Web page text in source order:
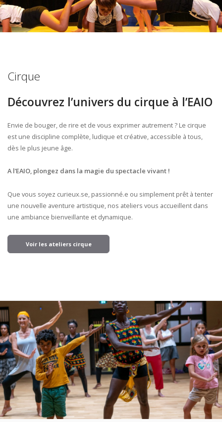
Cirque
Découvrez l’univers du cirque à l’EAIO
Envie de bouger, de rire et de vous exprimer autrement ? Le cirque
est une discipline complète, ludique et créative, accessible à tous,
dès le plus jeune âge.
A l’EAIO, plongez dans la magie du spectacle vivant !
Que vous soyez curieux.se, passionné.e ou simplement prêt à tenter
une nouvelle aventure artistique, nos ateliers vous accueillent dans
une ambiance bienveillante et dynamique.
Voir les ateliers cirque